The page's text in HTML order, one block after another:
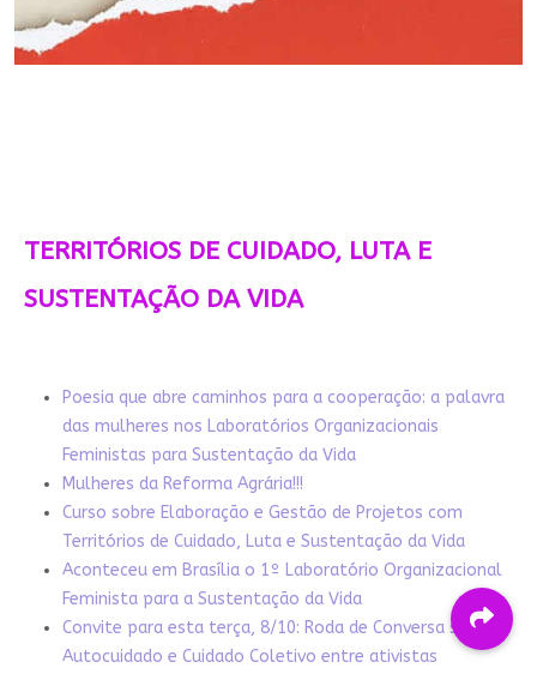
TERRITÓRIOS DE CUIDADO, LUTA E
SUSTENTAÇÃO DA VIDA
Poesia que abre caminhos para a cooperação: a palavra
das mulheres nos Laboratórios Organizacionais
Feministas para Sustentação da Vida
Mulheres da Reforma Agrária!!!
Curso sobre Elaboração e Gestão de Projetos com
Territórios de Cuidado, Luta e Sustentação da Vida
Aconteceu em Brasília o 1º Laboratório Organizacional
Feminista para a Sustentação da Vida
Convite para esta terça, 8/10: Roda de Conversa sobre
Autocuidado e Cuidado Coletivo entre ativistas